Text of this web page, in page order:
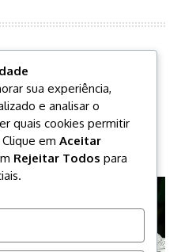
LYAN SALES O MAGO
DO CELULAR
ByPaulo Martins
Outubro 18, 2025
sua experiência,
e analisar o
quais cookies permitir
Clique em Aceitar
Rejeitar Todos para